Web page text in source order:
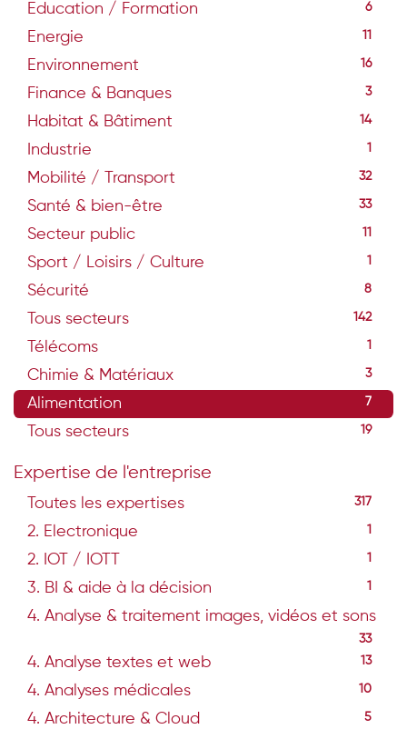
Education / Formation 6
Energie 11
Environnement 16
Finance & Banques 3
Habitat & Bâtiment 14
Industrie 1
Mobilité / Transport 32
Santé & bien-être 33
Secteur public 11
Sport / Loisirs / Culture 1
Sécurité 8
Tous secteurs 142
Télécoms 1
Chimie & Matériaux 3
Alimentation 7
Tous secteurs 19
Expertise de l'entreprise
Toutes les expertises 317
2. Electronique 1
2. IOT / IOTT 1
3. BI & aide à la décision 1
4. Analyse & traitement images, vidéos et sons
33
4. Analyse textes et web 13
4. Analyses médicales 10
4. Architecture & Cloud 5